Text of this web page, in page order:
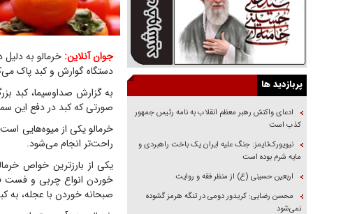
جوان آنلاین: خرمالو به
دستگاه گوارش و کبد پاک
به گزارش صداوسیما، کبد
صورتی که کبد در دفع این
خرمالو یکی از میوه‌هایی
راحت‌تر انجام می‌شود.
یکی از بارزترین خواص
خوردن انواع چربی و فست
صبحانه خوردن با عجله، به
پربازدید ها
ادعای واکنش رهبر معظم انقلاب به نامه رئیس جمهور
کذب است
نیویورک‌تایمز: جنگ علیه ایران یک باخت راهبردی و
مایه شرم بوده است
اربعین حسینی (ع) از منظر فقه و روایت
محسن رضایی: کریدور دومی در تنگه هرمز گشوده
نمی‌شود